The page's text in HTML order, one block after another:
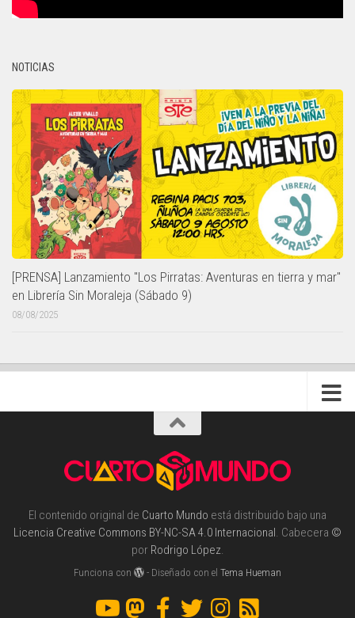
NOTICIAS
[PRENSA] Lanzamiento "Los Pirratas: Aventuras en tierra y mar"
en Librería Sin Moraleja (Sábado 9)
08/08/2025
El contenido original de Cuarto Mundo está distribuido bajo una
Licencia Creative Commons BY-NC-SA 4.0 Internacional. Cabecera ©
por Rodrigo López.
Funciona con - Diseñado con elTema Hueman